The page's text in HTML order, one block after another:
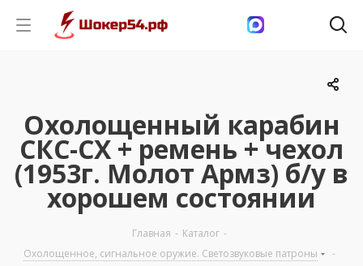
Охолощенный карабин
СКС-СХ + ремень + чехол
(1953г. Молот Армз) б/у в
хорошем состоянии
Главная - Каталог -
Охолощенное, сигнальное оружие. Светозвуковые патроны
-